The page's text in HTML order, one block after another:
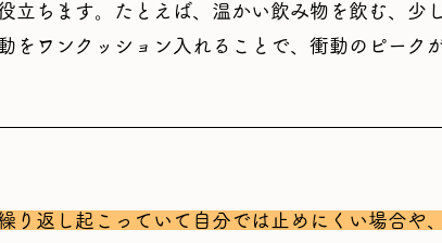
立ちます。たとえば、温かい飲み物を飲む、少
をワンクッション入れることで、衝動のピーク
り返し起こっていて自分では止めにくい場合や